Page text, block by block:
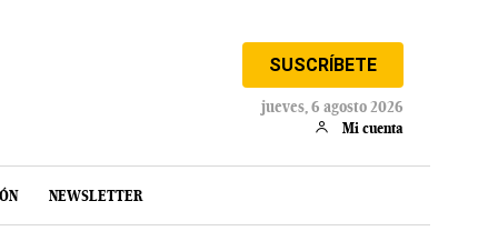
SUSCRÍBETE
jueves, 6 agosto 2026
Mi cuenta
NEWSLETTER